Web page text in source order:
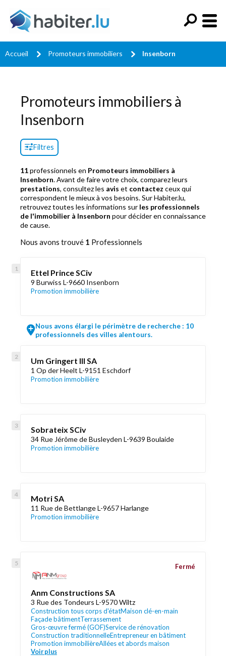
Accueil Promoteurs immobiliers Insenborn
Promoteurs immobiliers à
Insenborn
Filtres
11professionnels en Promoteurs immobiliers à
Insenborn. Avant de faire votre choix, comparez leurs
prestations, consultez les avis et contactez ceux qui
correspondent le mieux à vos besoins. Sur Habiter.lu,
retrouvez toutes les informations sur les professionnels
de l'immobilier à Insenborn pour décider en connaissance
de cause.
Nous avons trouvé 1 Professionnels
Ettel Prince SCiv
9 Burwiss L-9660 Insenborn
Promotion immobilière
Nous avons élargi le périmètre de recherche : 10
professionnels des villes alentours.
Um Gringert III SA
1 Op der Heelt L-9151 Eschdorf
Promotion immobilière
Sobrateix SCiv
34 Rue Jérôme de Busleyden L-9639 Boulaide
Promotion immobilière
Motri SA
11 Rue de Bettlange L-9657 Harlange
Promotion immobilière
Anm Constructions SA
3 Rue des Tondeurs L-9570 Wiltz
Construction tous corps d'étatMaison clé-en-main
Façade bâtimentTerrassement
Gros-œuvre fermé (GOF)Service de rénovation
Construction traditionnelleEntrepreneur en bâtiment
Promotion immobilièreAllées et abords maison
Voir plus
Fermé